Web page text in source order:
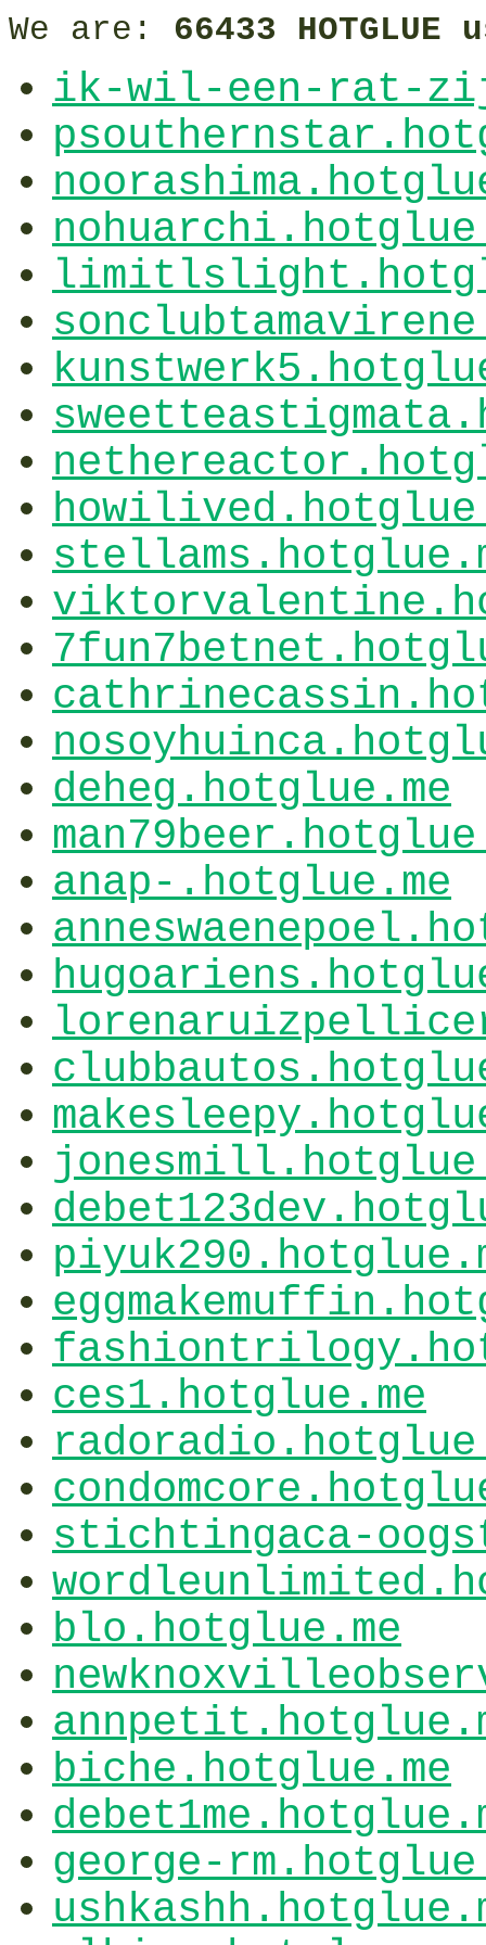
We are: 66433 HOTGLUE
ik-wil-een-rat-
deheg.hotglue.me
anap-.hotglue.me
ces1.hotglue.me
stichtingaca-
blo.hotglue.me
biche.hotglue.me
george-